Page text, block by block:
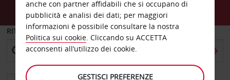
RITIRO DA
Scegli una località di riconsegna diversa
anche con partner affidabili che si occupano di
pubblicità e analisi dei dati; per maggiori
informazioni è possibile consultare la nostra
Politica sui cookie. Cliccando su ACCETTA
acconsenti all’utilizzo dei cookie.
GESTISCI PREFERENZE